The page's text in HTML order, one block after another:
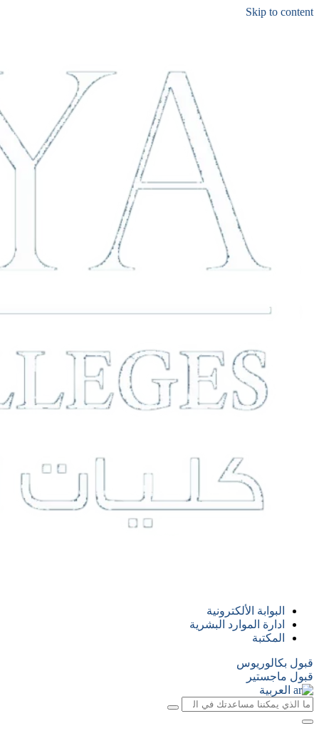
Skip to content
البوابة الألكترونية
ادارة الموارد البشرية
المكتبة
قبول بكالوريوس
قبول ماجستير
العربية